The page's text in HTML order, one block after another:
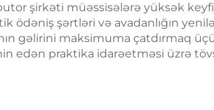
şirkəti müəssisələrə yüksək
ödəniş şərtləri və avadanlığın
gəlirini maksimuma çatdırmaq
edən praktika idarəetməsi üzrə